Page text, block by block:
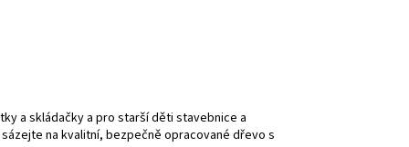
a skládačky a pro starší děti stavebnice a
na kvalitní, bezpečně opracované dřevo s